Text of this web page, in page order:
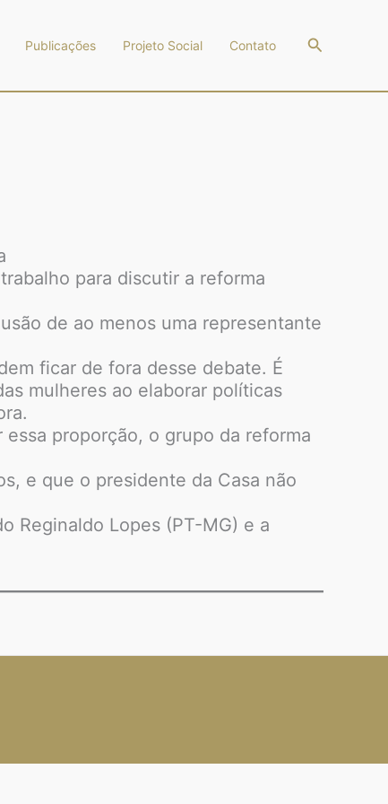
Publicações Projeto Social Contato Pesquisar
para discutir a reforma
de ao menos uma representante
ficar de fora desse debate. É
mulheres ao elaborar políticas
essa proporção, o grupo da reforma
e que o presidente da Casa não
Reginaldo Lopes (PT-MG) e a